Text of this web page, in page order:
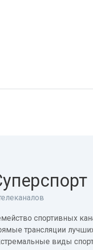
спортивных
трансляции
виды